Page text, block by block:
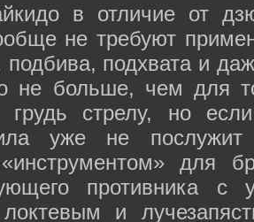
в отличие от
не требуют
подбива, подхвата и
не больше, чем для
стрелу, но
уже не
для
противника с
и